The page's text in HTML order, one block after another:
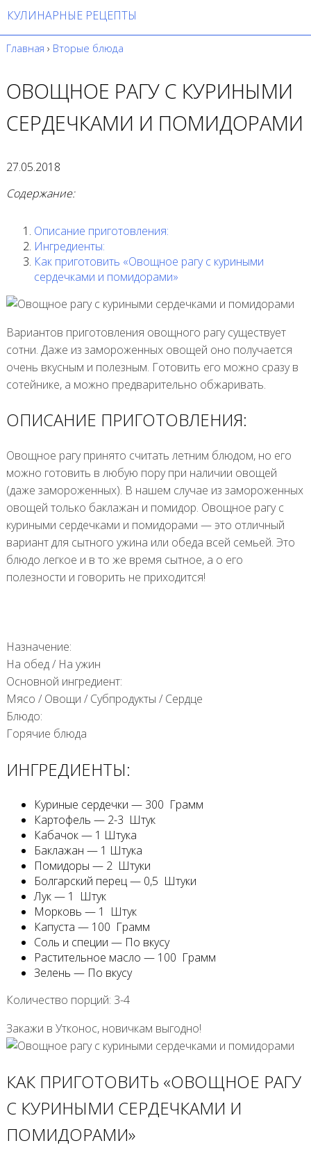
КУЛИНАРНЫЕ РЕЦЕПТЫ
Главная › Вторые блюда
ОВОЩНОЕ РАГУ С КУРИНЫМИ
СЕРДЕЧКАМИ И ПОМИДОРАМИ
27.05.2018
Содержание:
Описание приготовления:
Ингредиенты:
Как приготовить «Овощное рагу с куриными
сердечками и помидорами»
Вариантов приготовления овощного рагу существует
сотни. Даже из замороженных овощей оно получается
очень вкусным и полезным. Готовить его можно сразу в
сотейнике, а можно предварительно обжаривать.
ОПИСАНИЕ ПРИГОТОВЛЕНИЯ:
Овощное рагу принято считать летним блюдом, но его
можно готовить в любую пору при наличии овощей
(даже замороженных). В нашем случае из замороженных
овощей только баклажан и помидор. Овощное рагу с
куриными сердечками и помидорами — это отличный
вариант для сытного ужина или обеда всей семьей. Это
блюдо легкое и в то же время сытное, а о его
полезности и говорить не приходится!
Назначение:
На обед/На ужин
Основной ингредиент:
Мясо /Овощи /Субпродукты /Сердце
Блюдо:
Горячие блюда
ИНГРЕДИЕНТЫ:
Куриные сердечки — 300 Грамм
Картофель — 2-3 Штук
Кабачок — 1 Штука
Баклажан — 1 Штука
Помидоры — 2 Штуки
Болгарский перец — 0,5 Штуки
Лук — 1 Штук
Морковь — 1 Штук
Капуста — 100 Грамм
Соль и специи — По вкусу
Растительное масло — 100 Грамм
Зелень — По вкусу
Количество порций: 3-4
Закажи в Утконос, новичкам выгодно!
КАК ПРИГОТОВИТЬ «ОВОЩНОЕ РАГУ
С КУРИНЫМИ СЕРДЕЧКАМИ И
ПОМИДОРАМИ»